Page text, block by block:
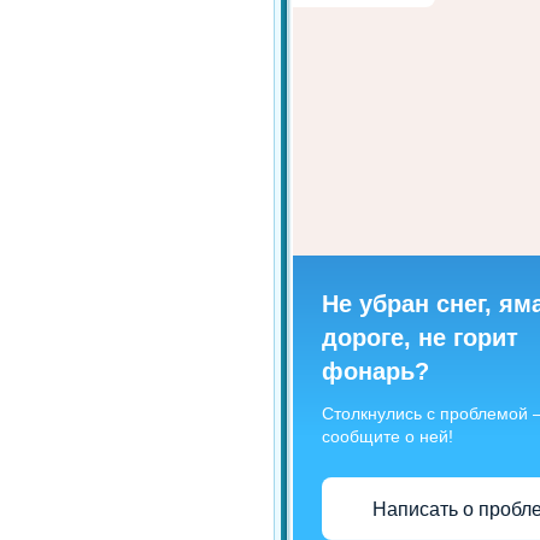
Не убран снег,
дороге, не горит
фонарь?
Столкнулись с проблемой
сообщите о ней!
Написать о